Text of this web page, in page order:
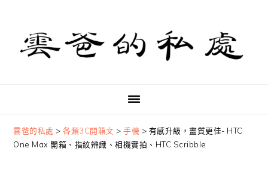
primary
navigation
content
primary
sidebar
雲爸的私處 >各類3C開箱文 >手機 > 有感升級，畫質更佳- HTC
One Max 開箱、指紋辨識、相機實拍、HTC Scribble